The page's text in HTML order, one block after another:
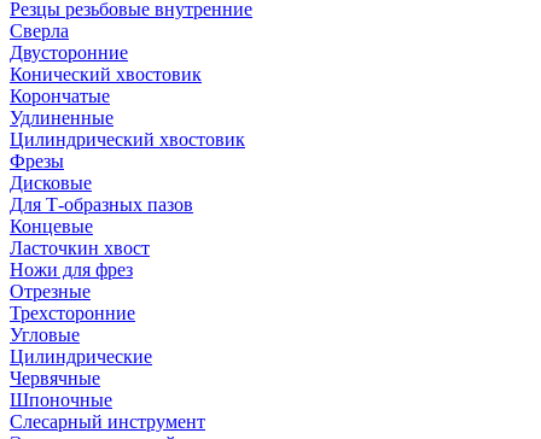
Резцы резьбовые внутренние
Сверла
Двусторонние
Конический хвостовик
Корончатые
Удлиненные
Цилиндрический хвостовик
Фрезы
Дисковые
Для Т-образных пазов
Концевые
Ласточкин хвост
Ножи для фрез
Отрезные
Трехсторонние
Угловые
Цилиндрические
Червячные
Шпоночные
Слесарный инструмент